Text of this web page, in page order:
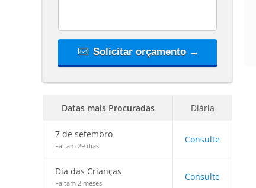
Solicitar orçamento →
Datas mais Procuradas Diária
7 de setembro
Faltam 29 dias
Consulte
Dia das Crianças
Faltam 2 meses
Consulte